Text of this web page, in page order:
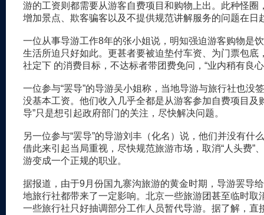
游的工资则都需要从游客自费项目和购物上出。此种怪圈
增加景点、欺客骗客以及不提供规范讲解服务的问题在日
一位从事导游工作8年的张小姐说，明知强迫游客购物是
生活所迫只好如此。更甚者要被迫垫付车资、为门票包底
社定下 的消费目标，不达标者带团费免问，“业内稍有良
一位参与“罢导”的导游吴小姐称，当地导游与旅行社也没
没基本工资。他们收入几乎全都是从游客参加自费项目及
导”只是想引起政府部门的关注，尽快解决问题。
另一位参与“罢导”的导游刘丰（化名）说，他们并没有什
借此来引起当局重视，尽快规范旅游市场，取消“人头费”
游变成一个正规的职业。
据报道，由于9月份国九寨沟旅游的黄金时期，导游罢导
地旅行社都带来了一定影响。北京一些旅游团甚至临时取
一些旅行社只好抽调部分工作人员暂代导游。据了解，直